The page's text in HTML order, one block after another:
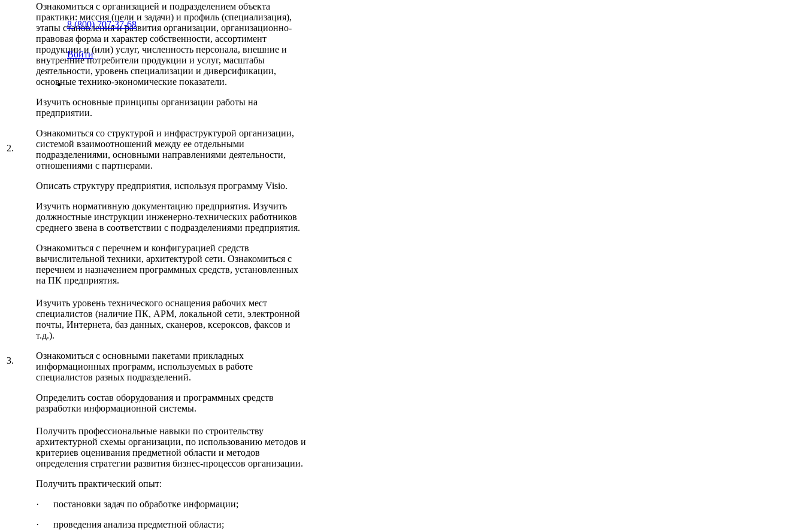
8 (800) 707-37-68
Войти
2.
Ознакомиться с организацией и подразделением объекта
практики: миссия (цели и задачи) и профиль (специализация),
этапы становления и развития организации, организационно-
правовая форма и характер собственности, ассортимент
продукции и (или) услуг, численность персонала, внешние и
внутренние потребители продукции и услуг, масштабы
деятельности, уровень специализации и диверсификации,
основные технико-экономические показатели.
Изучить основные принципы организации работы на
предприятии.
Ознакомиться со структурой и инфраструктурой организации,
системой взаимоотношений между ее отдельными
подразделениями, основными направлениями деятельности,
отношениями с партнерами.
Описать структуру предприятия, используя программу Visio.
Изучить нормативную документацию предприятия. Изучить
должностные инструкции инженерно-технических работников
среднего звена в соответствии с подразделениями предприятия.
Ознакомиться с перечнем и конфигурацией средств
вычислительной техники, архитектурой сети. Ознакомиться с
перечнем и назначением программных средств, установленных
на ПК предприятия.
3.
Изучить уровень технического оснащения рабочих мест
специалистов (наличие ПК, АРМ, локальной сети, электронной
почты, Интернета, баз данных, сканеров, ксероксов, факсов и
т.д.).
Ознакомиться с основными пакетами прикладных
информационных программ, используемых в работе
специалистов разных подразделений.
Определить состав оборудования и программных средств
разработки информационной системы.
Получить профессиональные навыки по строительству
архитектурной схемы организации, по использованию методов и
критериев оценивания предметной области и методов
определения стратегии развития бизнес-процессов организации.
Получить практический опыт:
· постановки задач по обработке информации;
· проведения анализа предметной области;